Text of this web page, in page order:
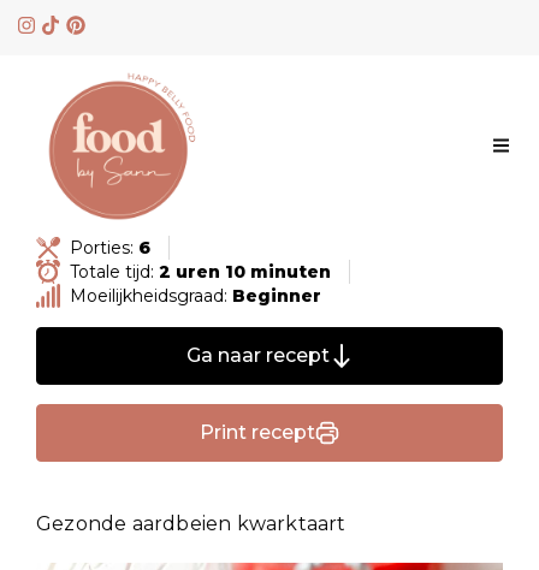
Skip
Porties: 6
Totale tijd: 2 uren 10 minuten
Moeilijkheidsgraad: Beginner
Ga naar recept
Print recept
Gezonde aardbeien kwarktaart